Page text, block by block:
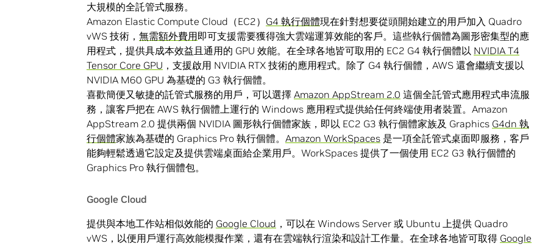
大規模的全託管式服務。
Amazon Elastic Compute Cloud（EC2） G4 執行個體現在針對想要從頭開始建立的用戶加入 Quadro
vWS 技術， 無需額外費用即可支援需要獲得強大雲端運算效能的客戶。這些執行個體為圖形密集型的應
用程式，提供具成本效益且通用的 GPU 效能。在全球各地皆可取用的 EC2 G4 執行個體以 NVIDIA T4
Tensor Core GPU ，支援啟用 NVIDIA RTX 技術的應用程式。除了 G4 執行個體，AWS 還會繼續支援以
NVIDIA M60 GPU 為基礎的 G3 執行個體。
喜歡簡便又敏捷的託管式服務的用戶，可以選擇 Amazon AppStream 2.0 這個全託管式應用程式串流服
務，讓客戶把在 AWS 執行個體上運行的 Windows 應用程式提供給任何終端使用者裝置。Amazon
AppStream 2.0 提供兩個 NVIDIA 圖形執行個體家族，即以 EC2 G3 執行個體家族及 Graphics G4dn 執
行個體家族為基礎的 Graphics Pro 執行個體。 Amazon WorkSpaces 是一項全託管式桌面即服務，客戶
能夠輕鬆透過它設定及提供雲端桌面給企業用戶。WorkSpaces 提供了一個使用 EC2 G3 執行個體的
Graphics Pro 執行個體包。
Google Cloud
提供與本地工作站相似效能的 Google Cloud ，可以在 Windows Server 或 Ubuntu 上提供 Quadro
vWS，以便用戶運行高效能模擬作業，還有在雲端執行渲染和設計工作量。在全球各地皆可取得 Google